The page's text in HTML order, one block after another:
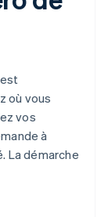
où vous
vos
à
La démarche